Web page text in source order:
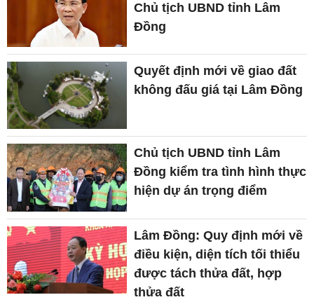
Chủ tịch UBND tỉnh Lâm
Đồng
Quyết định mới về giao đất
không đấu giá tại Lâm Đồng
Chủ tịch UBND tỉnh Lâm
Đồng kiểm tra tình hình thực
hiện dự án trọng điểm
Lâm Đồng: Quy định mới về
điều kiện, diện tích tối thiểu
được tách thửa đất, hợp
thửa đất